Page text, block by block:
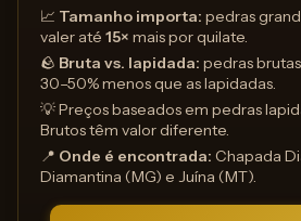
📈 Tamanho importa: pedras
valer até 15× mais por quilate.
🪨 Bruta vs. lapidada: pedras
30–50% menos que as lapidadas.
💡 Preços baseados em pedras
Brutos têm valor diferente.
📍 Onde é encontrada: Chapada
Diamantina (MG) e Juína (MT).